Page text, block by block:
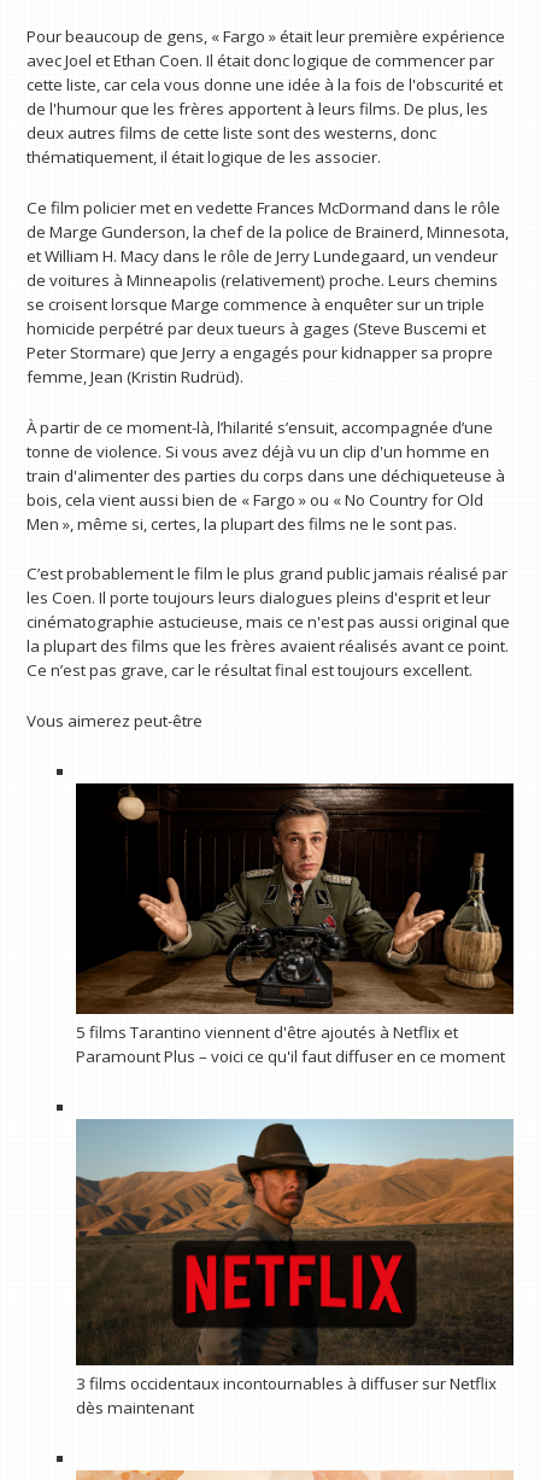
Pour beaucoup de gens, « Fargo » était leur première expérience
avec Joel et Ethan Coen. Il était donc logique de commencer par
cette liste, car cela vous donne une idée à la fois de l'obscurité et
de l'humour que les frères apportent à leurs films. De plus, les
deux autres films de cette liste sont des westerns, donc
thématiquement, il était logique de les associer.
Ce film policier met en vedette Frances McDormand dans le rôle
de Marge Gunderson, la chef de la police de Brainerd, Minnesota,
et William H. Macy dans le rôle de Jerry Lundegaard, un vendeur
de voitures à Minneapolis (relativement) proche. Leurs chemins
se croisent lorsque Marge commence à enquêter sur un triple
homicide perpétré par deux tueurs à gages (Steve Buscemi et
Peter Stormare) que Jerry a engagés pour kidnapper sa propre
femme, Jean (Kristin Rudrüd).
À partir de ce moment-là, l’hilarité s’ensuit, accompagnée d’une
tonne de violence. Si vous avez déjà vu un clip d'un homme en
train d'alimenter des parties du corps dans une déchiqueteuse à
bois, cela vient aussi bien de « Fargo » ou « No Country for Old
Men », même si, certes, la plupart des films ne le sont pas.
C’est probablement le film le plus grand public jamais réalisé par
les Coen. Il porte toujours leurs dialogues pleins d'esprit et leur
cinématographie astucieuse, mais ce n'est pas aussi original que
la plupart des films que les frères avaient réalisés avant ce point.
Ce n’est pas grave, car le résultat final est toujours excellent.
Vous aimerez peut-être
5 films Tarantino viennent d'être ajoutés à Netflix et
Paramount Plus – voici ce qu'il faut diffuser en ce moment
3 films occidentaux incontournables à diffuser sur Netflix
dès maintenant